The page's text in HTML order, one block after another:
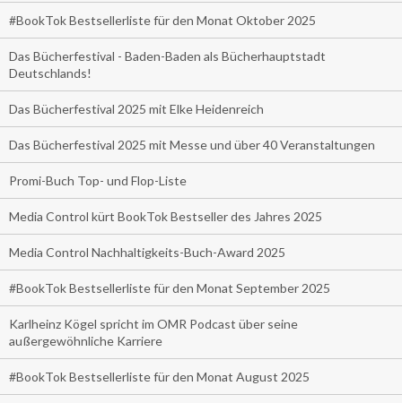
#BookTok Bestsellerliste für den Monat Oktober 2025
Das Bücherfestival - Baden-Baden als Bücherhauptstadt
Deutschlands!
Das Bücherfestival 2025 mit Elke Heidenreich
Das Bücherfestival 2025 mit Messe und über 40 Veranstaltungen
Promi-Buch Top- und Flop-Liste
Media Control kürt BookTok Bestseller des Jahres 2025
Media Control Nachhaltigkeits-Buch-Award 2025
#BookTok Bestsellerliste für den Monat September 2025
Karlheinz Kögel spricht im OMR Podcast über seine
außergewöhnliche Karriere
#BookTok Bestsellerliste für den Monat August 2025